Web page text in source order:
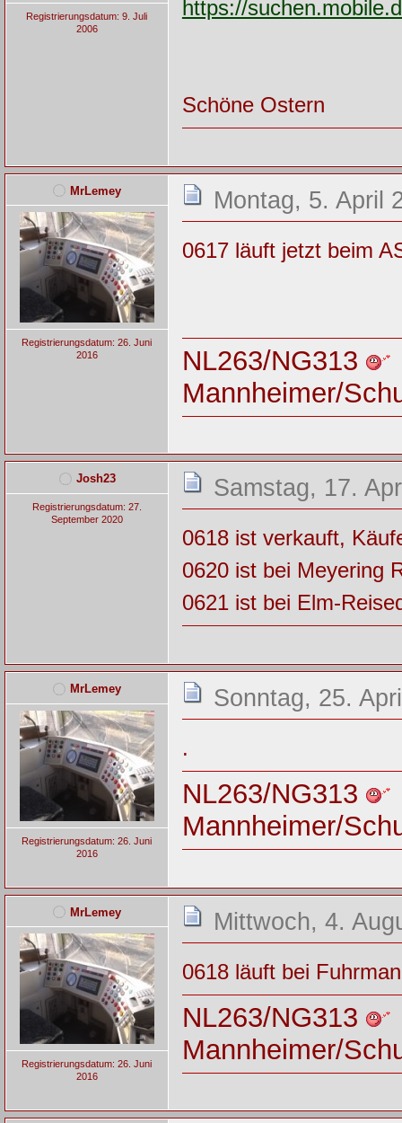
Registrierungsdatum: 9. Juli
2006
https://
Schöne Ostern
MrLemey
Registrierungsdatum: 26. Juni
2016
Montag, 5. April
0617 läuft jetzt beim
NL263/NG313
Mannheimer/
Josh23
Registrierungsdatum: 27.
September 2020
Samstag, 17.
0618 ist verkauft,
0620 ist bei Meyering
0621 ist bei Elm-
MrLemey
Registrierungsdatum: 26. Juni
2016
Sonntag, 25.
.
NL263/NG313
Mannheimer/
MrLemey
Registrierungsdatum: 26. Juni
2016
Mittwoch, 4.
0618 läuft bei
NL263/NG313
Mannheimer/